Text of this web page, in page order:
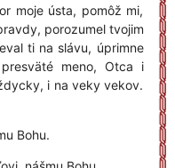
moje ústa, pomôž mi,
porozumel tvojim
ti na slávu, úprimne
meno, Otca i
i na veky vekov.
Bohu.